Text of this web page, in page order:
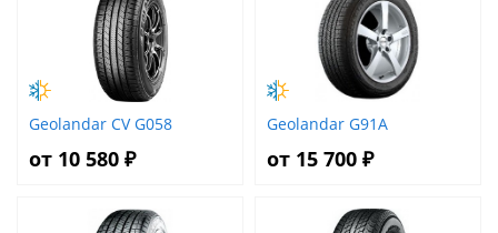
Geolandar CV G058
от 10 580 ₽
Geolandar G91A
от 15 700 ₽